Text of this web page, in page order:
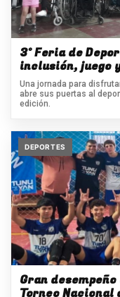
3° Feria de
inclusión, juego
Una jornada para
abre sus puertas al
edición.
DEPORTES
Gran